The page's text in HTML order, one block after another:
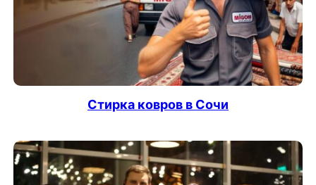
Стирка ковров в Сочи